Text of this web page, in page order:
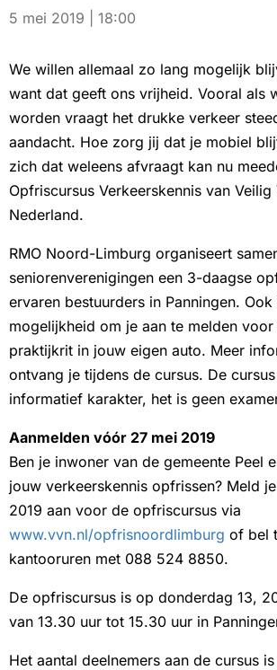
5 mei 2019 | 18:00
We willen allemaal zo lang mogelijk
want dat geeft ons vrijheid. Vooral als
worden vraagt het drukke verkeer
aandacht. Hoe zorg jij dat je mobiel
zich dat weleens afvraagt kan nu
Opfriscursus Verkeerskennis van Veilig
Nederland.
RMO Noord-Limburg organiseert
seniorenverenigingen een 3-daagse
ervaren bestuurders in Panningen. Ook
mogelijkheid om je aan te melden
praktijkrit in jouw eigen auto. Meer
ontvang je tijdens de cursus. De
informatief karakter, het is geen
Aanmelden vóór 27 mei 2019
Ben je inwoner van de gemeente Peel
jouw verkeerskennis opfrissen? Meld
2019 aan voor de opfriscursus via
www.vvn.nl/opfrisnoordlimburg of bel
kantooruren met 088 524 8850.
De opfriscursus is op donderdag 13,
van 13.30 uur tot 15.30 uur in
Het aantal deelnemers aan de cursus